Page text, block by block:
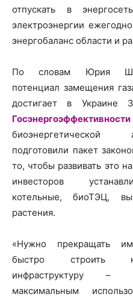
отпускать в
электроэнергии
энергобаланс области и
По словам Юрия
потенциал замещения
достигает в
Госэнергоэффективности
биоэнергетической
подготовили пакет
то, чтобы развивать это
инвесторов
котельные, биоТЭЦ,
растения.
«Нужно прекращать
быстро строить
инфраструктуру –
максимальным